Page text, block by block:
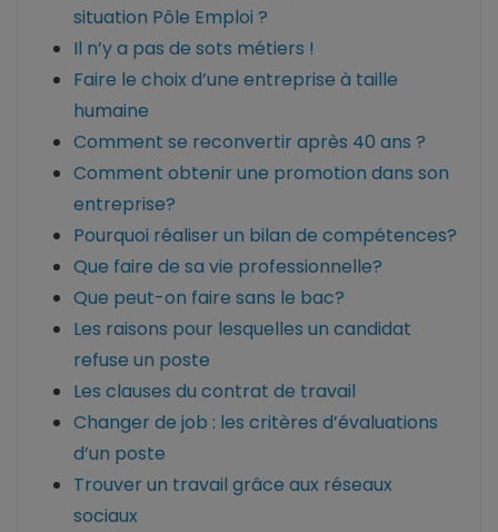
situation Pôle Emploi ?
Il n’y a pas de sots métiers !
Faire le choix d’une entreprise à taille
humaine
Comment se reconvertir après 40 ans ?
Comment obtenir une promotion dans son
entreprise?
Pourquoi réaliser un bilan de compétences?
Que faire de sa vie professionnelle?
Que peut-on faire sans le bac?
Les raisons pour lesquelles un candidat
refuse un poste
Les clauses du contrat de travail
Changer de job : les critères d’évaluations
d’un poste
Trouver un travail grâce aux réseaux
sociaux